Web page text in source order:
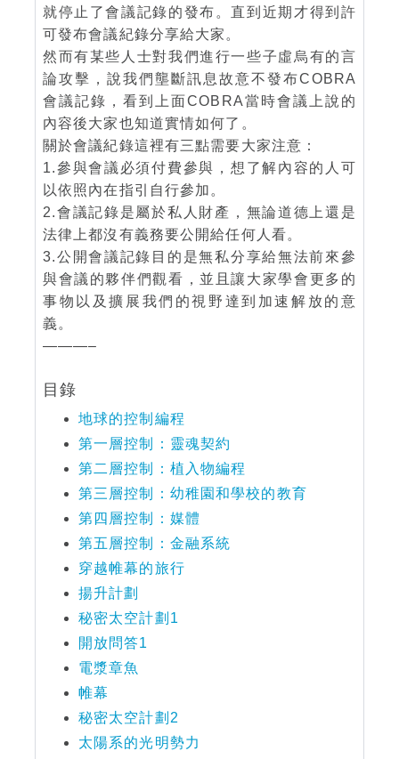
就停止了會議記錄的發布。直到近期才得到許
可發布會議紀錄分享給大家。
然而有某些人士對我們進行一些子虛烏有的言
論攻擊，說我們壟斷訊息故意不發布COBRA
會議記錄，看到上面COBRA當時會議上說的
內容後大家也知道實情如何了。
關於會議紀錄這裡有三點需要大家注意：
1.參與會議必須付費參與，想了解內容的人可
以依照內在指引自行參加。
2.會議記錄是屬於私人財產，無論道德上還是
法律上都沒有義務要公開給任何人看。
3.公開會議記錄目的是無私分享給無法前來參
與會議的夥伴們觀看，並且讓大家學會更多的
事物以及擴展我們的視野達到加速解放的意
義。
———–
目錄
地球的控制編程
第一層控制：靈魂契約
第二層控制：植入物編程
第三層控制：幼稚園和學校的教育
第四層控制：媒體
第五層控制：金融系統
穿越帷幕的旅行
揚升計劃
秘密太空計劃1
開放問答1
電漿章魚
帷幕
秘密太空計劃2
太陽系的光明勢力